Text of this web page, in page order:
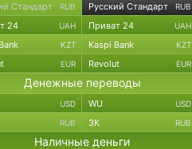
Стандарт RUB Русский Стандарт RUB
24 UAH Приват 24 UAH
KZT Kaspi Bank KZT
EUR Revolut EUR
Денежные переводы
USD WU USD
RUB ЗК RUB
Наличные деньги